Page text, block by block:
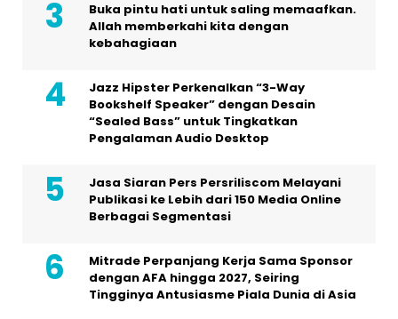
Buka pintu hati untuk saling memaafkan.
Allah memberkahi kita dengan
kebahagiaan
Jazz Hipster Perkenalkan “3-Way
Bookshelf Speaker” dengan Desain
“Sealed Bass” untuk Tingkatkan
Pengalaman Audio Desktop
Jasa Siaran Pers Persriliscom Melayani
Publikasi ke Lebih dari 150 Media Online
Berbagai Segmentasi
Mitrade Perpanjang Kerja Sama Sponsor
dengan AFA hingga 2027, Seiring
Tingginya Antusiasme Piala Dunia di Asia